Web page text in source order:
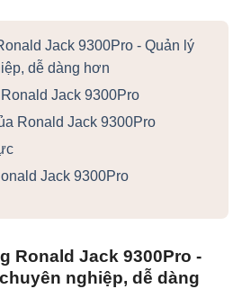
Jack 9300Pro - Quản lý
dễ dàng hơn
Jack 9300Pro
Ronald Jack 9300Pro
Jack 9300Pro
Ronald Jack 9300Pro -
nghiệp, dễ dàng